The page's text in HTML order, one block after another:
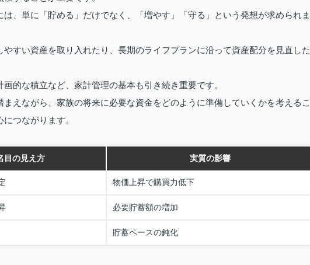
、単に「貯める」だけでなく、「増やす」「守る」という発想が求められま
すい資産を取り入れたり、長期のライフプランに沿って資産配分を見直した
的な積立など、家計管理の基本も引き続き重要です。
えながら、家族の将来に必要な資金をどのように準備していくかを考えるこ
つながります。
目の見え方 実質の影響
物価上昇で購買力低下
必要貯蓄額の増加
貯蓄ペースの鈍化